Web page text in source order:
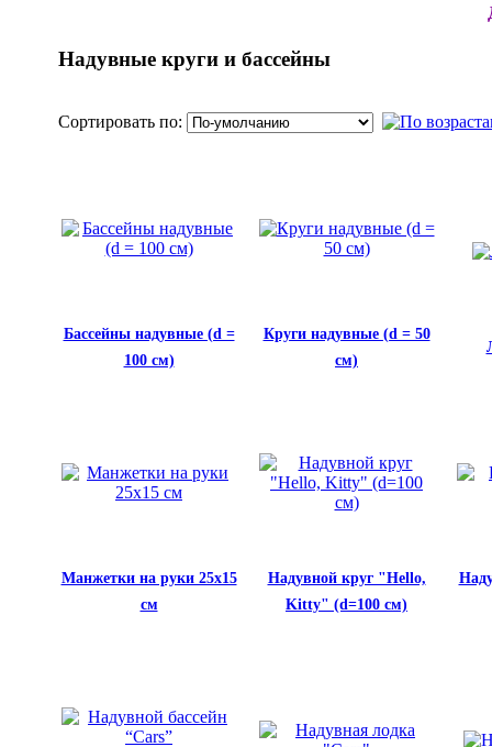
Надувные круги и бассейны
Сортировать по:
Бассейны надувные (d =
100 см)
Круги надувные (d = 50
см)
Манжетки на руки 25x15
см
Надувной круг "Hello,
Kitty" (d=100 см)